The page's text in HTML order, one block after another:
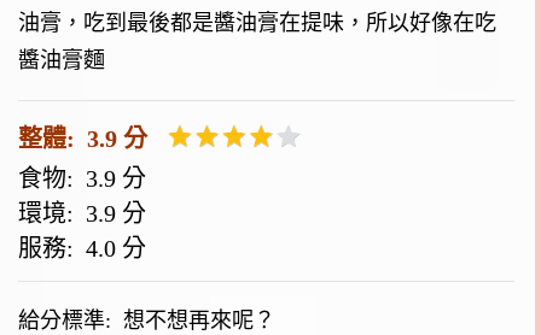
油膏，吃到最後都是醬油膏在提味，所以好像在吃
醬油膏麵
整體: 3.9 分
食物: 3.9 分
環境: 3.9 分
服務: 4.0 分
給分標準: 想不想再來呢？